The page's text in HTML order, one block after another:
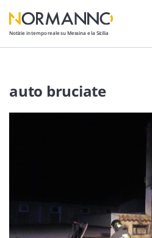
Notizie in tempo reale su Messina e la Sicilia
Attualità
Società
Economia
auto bruciate